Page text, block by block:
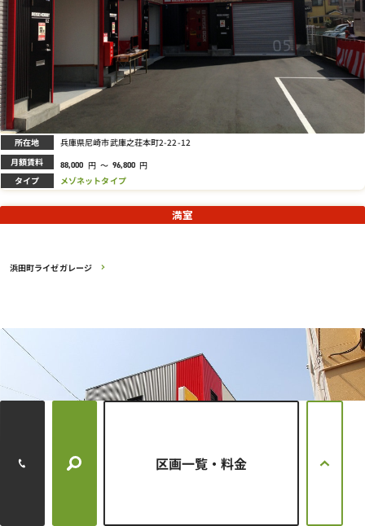
所在地 兵庫県尼崎市武庫之荘本町2-22-12
月額賃料 88,000 円 ～ 96,800 円
タイプ メゾネットタイプ
浜田町ライゼガレージ
満室
区画一覧・料金